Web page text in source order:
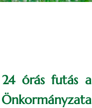
órás futás a